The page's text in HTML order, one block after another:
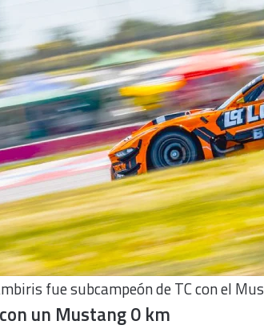
fue subcampeón de TC con el
un Mustang 0 km